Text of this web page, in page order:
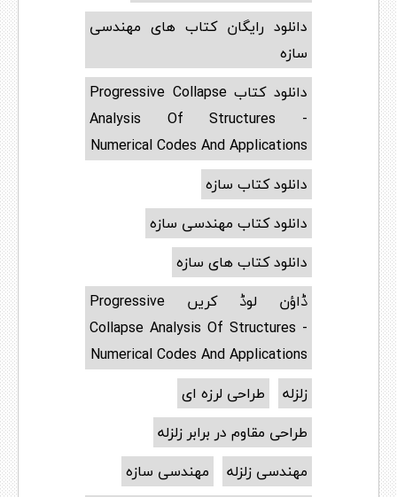
دانلود رایگان کتاب های مهندسی
سازه
دانلود کتاب Progressive Collapse
Analysis Of Structures -
Numerical Codes And Applications
دانلود کتاب سازه
دانلود کتاب مهندسی سازه
دانلود کتاب های سازه
ڈاؤن لوڈ کریں Progressive
Collapse Analysis Of Structures -
Numerical Codes And Applications
زلزله
طراحی لرزه ای
طراحی مقاوم در برابر زلزله
مهندسی زلزله
مهندسی سازه